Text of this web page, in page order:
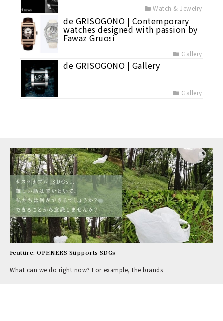
Watch & Jewelry
de GRISOGONO | Contemporary
watches designed with passion by
Fawaz Gruosi
Gallery
de GRISOGONO | Gallery
Gallery
Feature: OPENERS Supports SDGs
What can we do right now? For example, the brands